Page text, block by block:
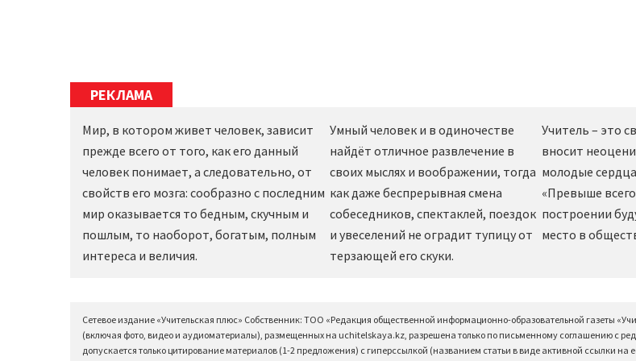
РЕКЛАМА
Мир, в котором живет человек, зависит
прежде всего от того, как его данный
человек понимает, а следовательно, от
свойств его мозга: сообразно с последним
мир оказывается то бедным, скучным и
пошлым, то наоборот, богатым, полным
интереса и величия.
Умный человек и в одиночестве
найдёт отличное развлечение в
своих мыслях и воображении, тогда
как даже беспрерывная смена
собеседников, спектаклей, поездок
и увеселений не оградит тупицу от
терзающей его скуки.
Учитель – это
вносит
молодые
«Превыше
построении
место в
Сетевое издание «Учительская плюс» Собственник: ТОО «Редакция общественной информационно-образовательной газеты
(включая фото, видео и аудиоматериалы), размещенных на uchitelskaya.kz, разрешена только по письменному соглашению с
допускается только цитирование материалов (1-2 предложения) с гиперссылкой (названием статьи в виде активной ссылки на